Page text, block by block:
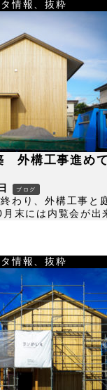
情報、抜粋
外構工事進め
ブログ
わり、外構工事と
月末には内覧会が
情報、抜粋